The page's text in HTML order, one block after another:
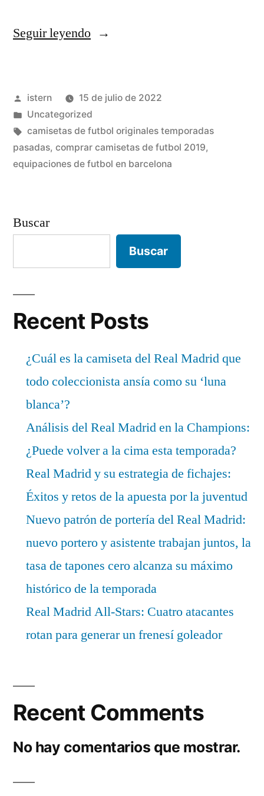
Seguir leyendo«camiseta
Publicado
por
istern
15 de julio de 2022
Publicado
en
Uncategorized
Etiquetas:
camisetas de futbol originales temporadas
pasadas, comprar camisetas de futbol 2019,
equipaciones de futbol en barcelona
Buscar
Buscar
Recent Posts
¿Cuál es la camiseta del Real Madrid que
todo coleccionista ansía como su ‘luna
blanca’?
Análisis del Real Madrid en la Champions:
¿Puede volver a la cima esta temporada?
Real Madrid y su estrategia de fichajes:
Éxitos y retos de la apuesta por la juventud
Nuevo patrón de portería del Real Madrid:
nuevo portero y asistente trabajan juntos, la
tasa de tapones cero alcanza su máximo
histórico de la temporada
Real Madrid All-Stars: Cuatro atacantes
rotan para generar un frenesí goleador
Recent Comments
No hay comentarios que mostrar.